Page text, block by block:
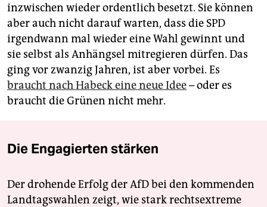
inzwischen wieder ordentlich besetzt. Sie können
aber auch nicht darauf warten, dass die SPD
irgendwann mal wieder eine Wahl gewinnt und
sie selbst als Anhängsel mitregieren dürfen. Das
ging vor zwanzig Jahren, ist aber vorbei. Es
braucht nach Habeck eine neue Idee– oder es
braucht die Grünen nicht mehr.
Die Engagierten stärken
Der drohende Erfolg der AfD bei den kommenden
Landtagswahlen zeigt, wie stark rechtsextreme